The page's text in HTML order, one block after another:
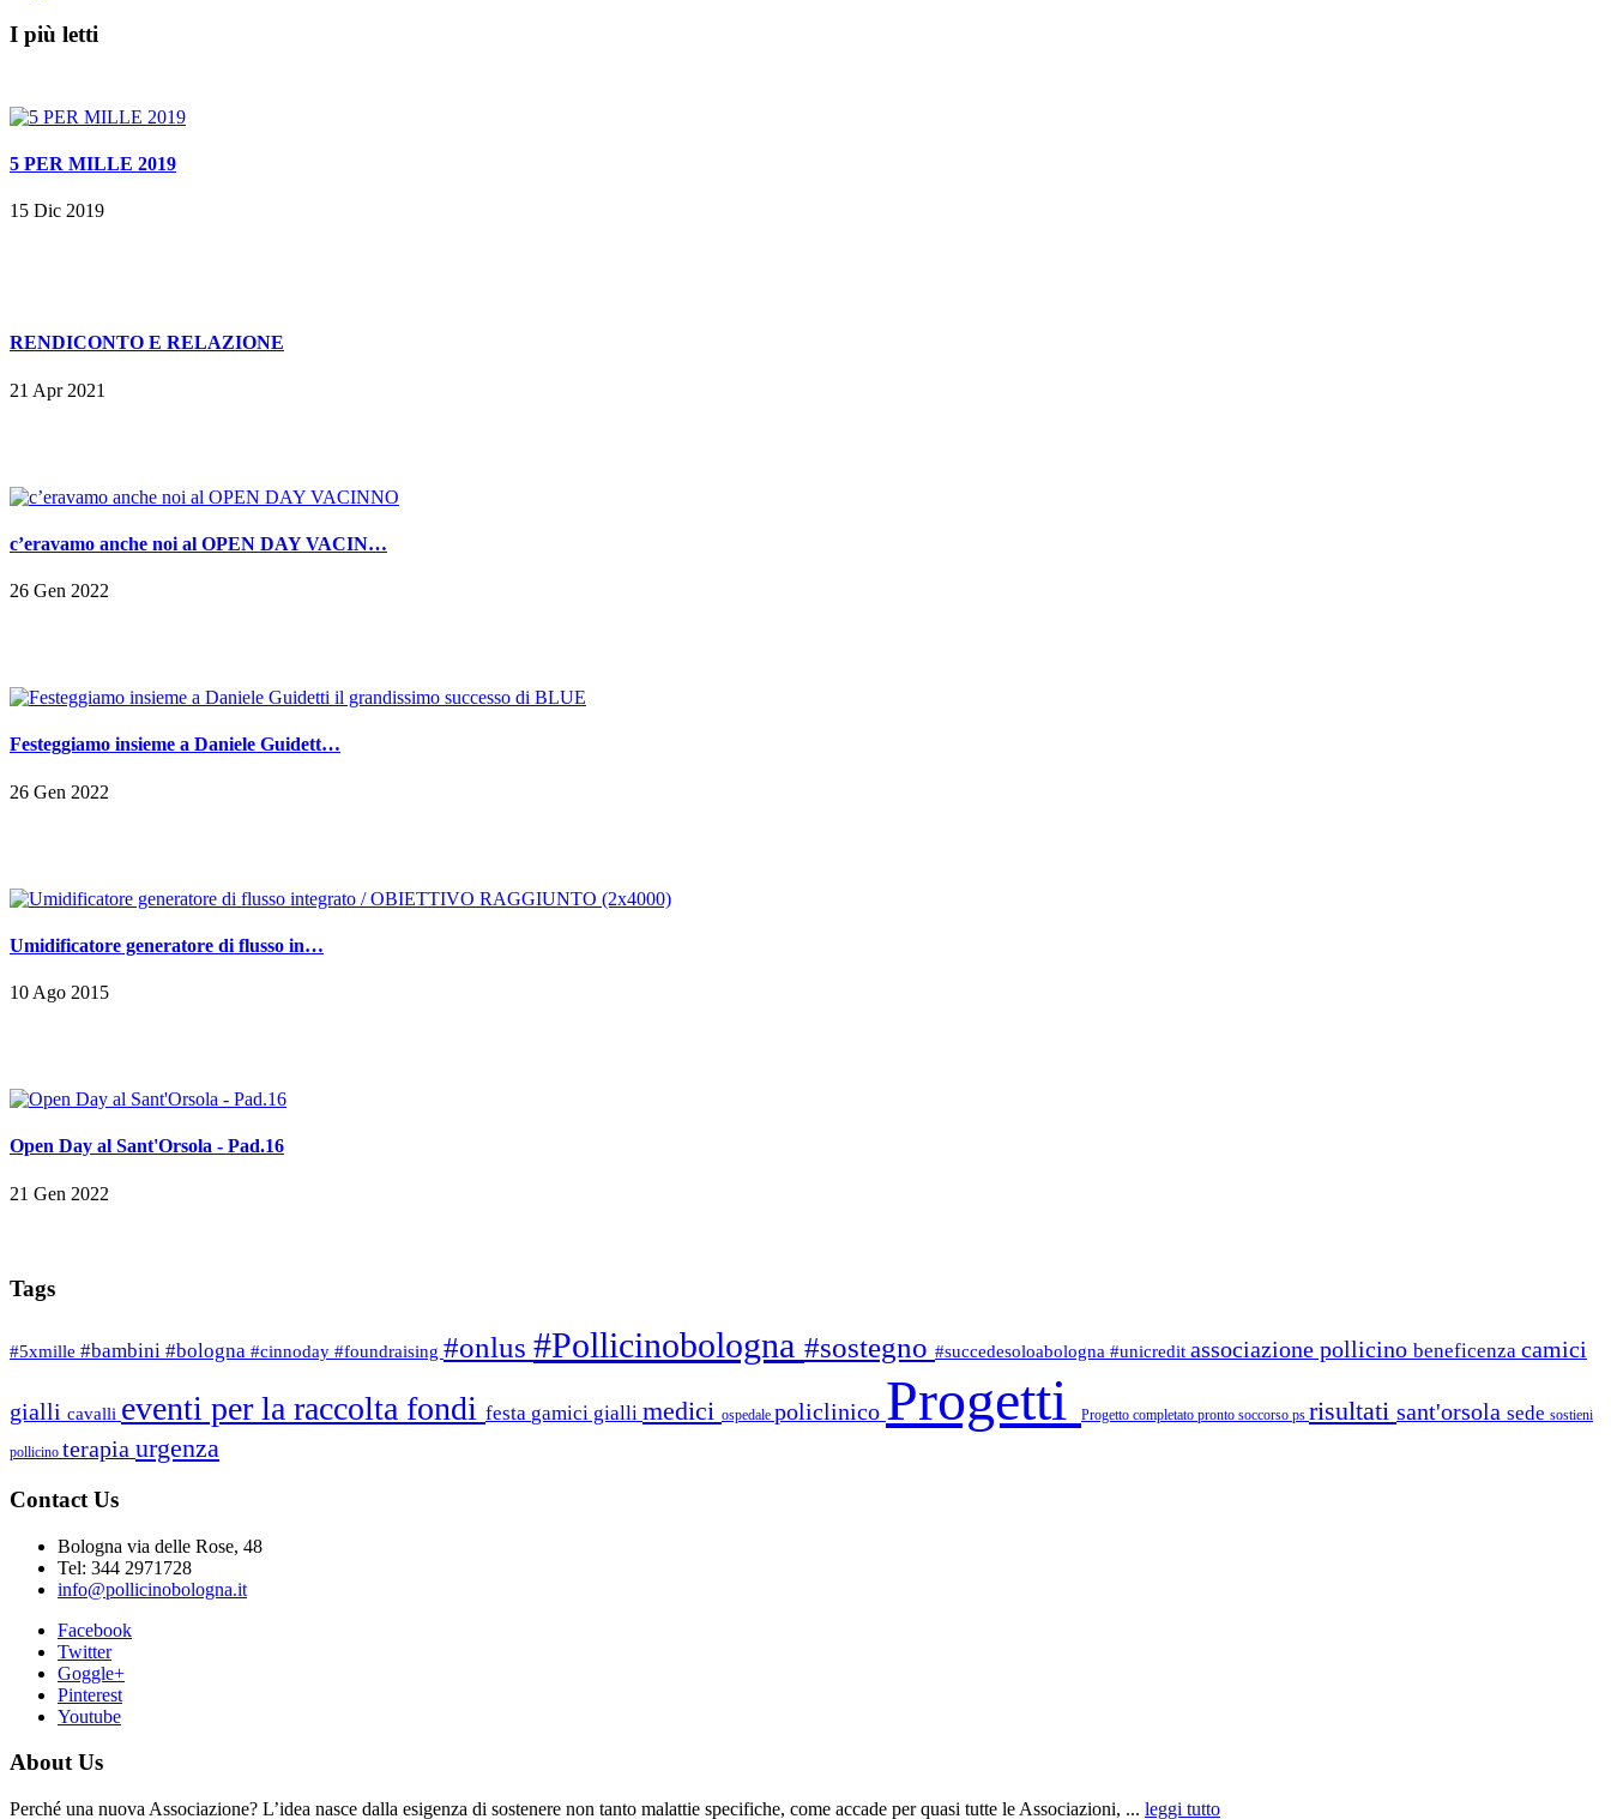
I più letti
5 PER MILLE 2019
15 Dic 2019
RENDICONTO E RELAZIONE
21 Apr 2021
c’eravamo anche noi al OPEN DAY VACIN…
26 Gen 2022
Festeggiamo insieme a Daniele Guidett…
26 Gen 2022
Umidificatore generatore di flusso in…
10 Ago 2015
Open Day al Sant'Orsola - Pad.16
21 Gen 2022
Tags
#5xmille #bambini #bologna #cinnoday #foundraising #onlus #Pollicinobologna #sostegno #succedesoloabologna #unicredit associazione pollicino beneficenza camici
gialli cavalli eventi per la raccolta fondi festa gamici gialli medici ospedale policlinico Progetti Progetto completato pronto soccorso ps risultati sant'orsola sede sostieni
pollicino terapia urgenza
Contact Us
Bologna via delle Rose, 48
Tel: 344 2971728
info@pollicinobologna.it
Facebook
Twitter
Goggle+
Pinterest
Youtube
About Us
Perché una nuova Associazione? L’idea nasce dalla esigenza di sostenere non tanto malattie specifiche, come accade per quasi tutte le Associazioni, ... leggi tutto